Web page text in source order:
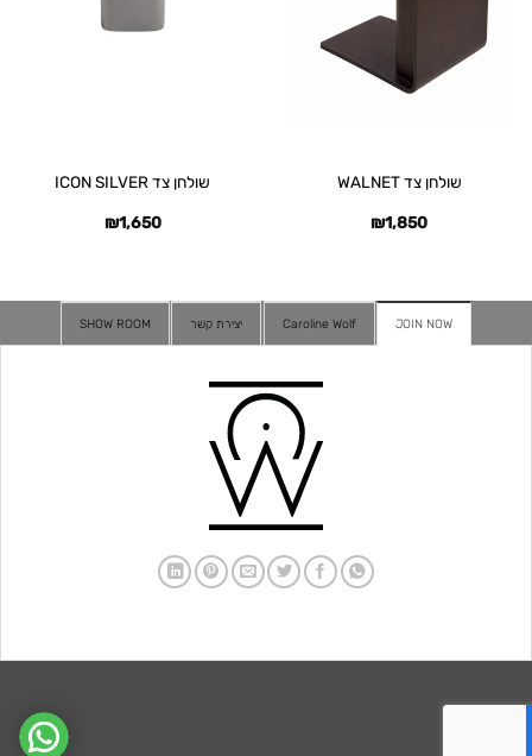
שולחן צד WALNET
₪1,850
שולחן צד ICON SILVER
₪1,650
JOIN NOW
Caroline Wolf יצירת קשר SHOW ROOM